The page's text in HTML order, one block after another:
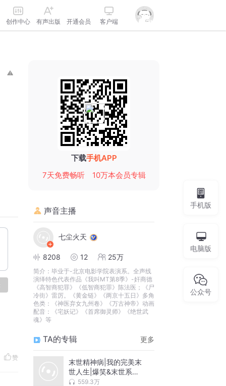
创作中心 有声出版 开通会员 客户端
赞
下载手机APP
7天免费畅听
10万本会员专辑
声音主播
七尘火天
8208 12 25万
简介： 毕业于-北京电影学院表演系。全声线
演绎特色代表作品《我叫MT第8季》-奸商德
《高智商犯罪》《低智商犯罪》陈法医；《尸
冷街》雷厉。《黄金链》《两京十五日》多角
色类：《神医弃女九州卷》《万古神帝》动画
配音：《宅妖记》《首席御灵师》《绝世武
魂》等
TA的专辑 更多
末世精神病|我的完美末
世人生|爆笑&末世系统
流|多人精品
559.3万
手机版
电脑版
公众号